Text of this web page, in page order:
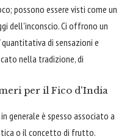
possono essere visti come un
dell'inconscio. Ci offrono un
di sensazioni e
nella tradizione, di
per il Fico d'India
generale è spesso associato a
o il concetto di frutto.